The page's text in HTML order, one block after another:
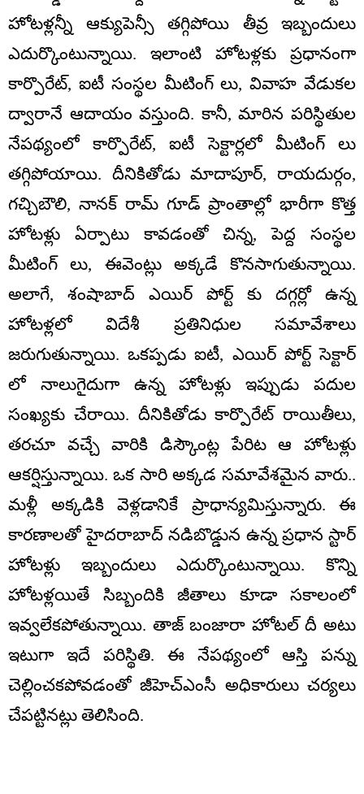
హోటళ్లన్నీ ఆక్యుపెన్సీ తగ్గిపోయి తీవ్ర ఇబ్బందులు
ఎదుర్కొంటున్నాయి. ఇలాంటి హోటళ్లకు ప్రధానంగా
కార్పొరేట్, ఐటీ సంస్థల మీటింగ్ లు, వివాహ వేడుకల
ద్వారానే ఆదాయం వస్తుంది. కానీ, మారిన పరిస్థితుల
నేపథ్యంలో కార్పొరేట్, ఐటీ సెక్టార్లలో మీటింగ్ లు
తగ్గిపోయాయి. దీనికితోడు మాదాపూర్, రాయదుర్గం,
గచ్చిబౌలి, నానక్ రామ్ గూడ్ ప్రాంతాల్లో భారీగా కొత్త
హోటళ్లు ఏర్పాటు కావడంతో చిన్న, పెద్ద సంస్థల
మీటింగ్ లు, ఈవెంట్లు అక్కడే కొనసాగుతున్నాయి.
అలాగే, శంషాబాద్ ఎయిర్ పోర్ట్ కు దగ్గర్లో ఉన్న
హోటళ్లలో విదేశీ ప్రతినిధుల సమావేశాలు
జరుగుతున్నాయి. ఒకప్పడు ఐటీ, ఎయిర్ పోర్ట్ సెక్టార్
లో నాలుగైదుగా ఉన్న హోటళ్లు ఇప్పుడు పదుల
సంఖ్యకు చేరాయి. దీనికితోడు కార్పొరేట్ రాయితీలు,
తరచూ వచ్చే వారికి డిస్కౌంట్ల పేరిట ఆ హోటళ్లు
ఆకర్షిస్తున్నాయి. ఒక సారి అక్కడ సమావేశమైన వారు..
మళ్లీ అక్కడికి వెళ్లడానికే ప్రాధాన్యమిస్తున్నారు. ఈ
కారణాలతో హైదరాబాద్ నడిబొడ్డున ఉన్న ప్రధాన స్టార్
హోటళ్లు ఇబ్బందులు ఎదుర్కొంటున్నాయి. కొన్ని
హోటళ్లయితే సిబ్బందికి జీతాలు కూడా సకాలంలో
ఇవ్వలేకపోతున్నాయి. తాజ్ బంజారా హోటల్ దీ అటు
ఇటుగా ఇదే పరిస్థితి. ఈ నేపథ్యంలో ఆస్తి పన్ను
చెల్లించకపోవడంతో జీహెచ్ఎంసీ అధికారులు చర్యలు
చేపట్టినట్లు తెలిసింది.